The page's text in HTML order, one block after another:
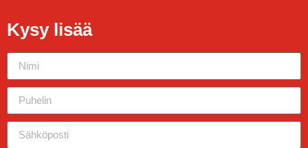
Kysy lisää